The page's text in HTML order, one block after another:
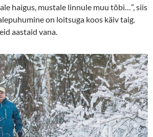
haigus, mustale linnule muu tõbi…”, siis
on loitsuga koos käiv taig.
aastaid vana.